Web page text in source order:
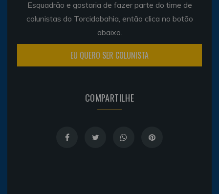
Esquadrão e gostaria de fazer parte do time de
colunistas do Torcidabahia, então clica no botão
abaixo.
EU QUERO SER COLUNISTA
COMPARTILHE